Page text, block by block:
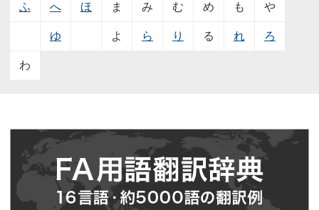
ふ へ ほ ま み む め も や
ゆ よ ら り る れ ろ
わ